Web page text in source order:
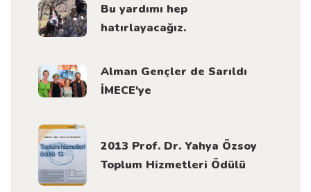
Bu yardımı hep
hatırlayacağız.
Alman Gençler de Sarıldı
İMECE'ye
2013 Prof. Dr. Yahya Özsoy
Toplum Hizmetleri Ödülü